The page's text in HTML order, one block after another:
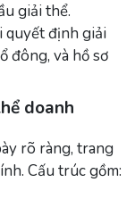
giải thể.
quyết định giải
đông, và hồ sơ
doanh
rõ ràng, trang
Cấu trúc gồm: